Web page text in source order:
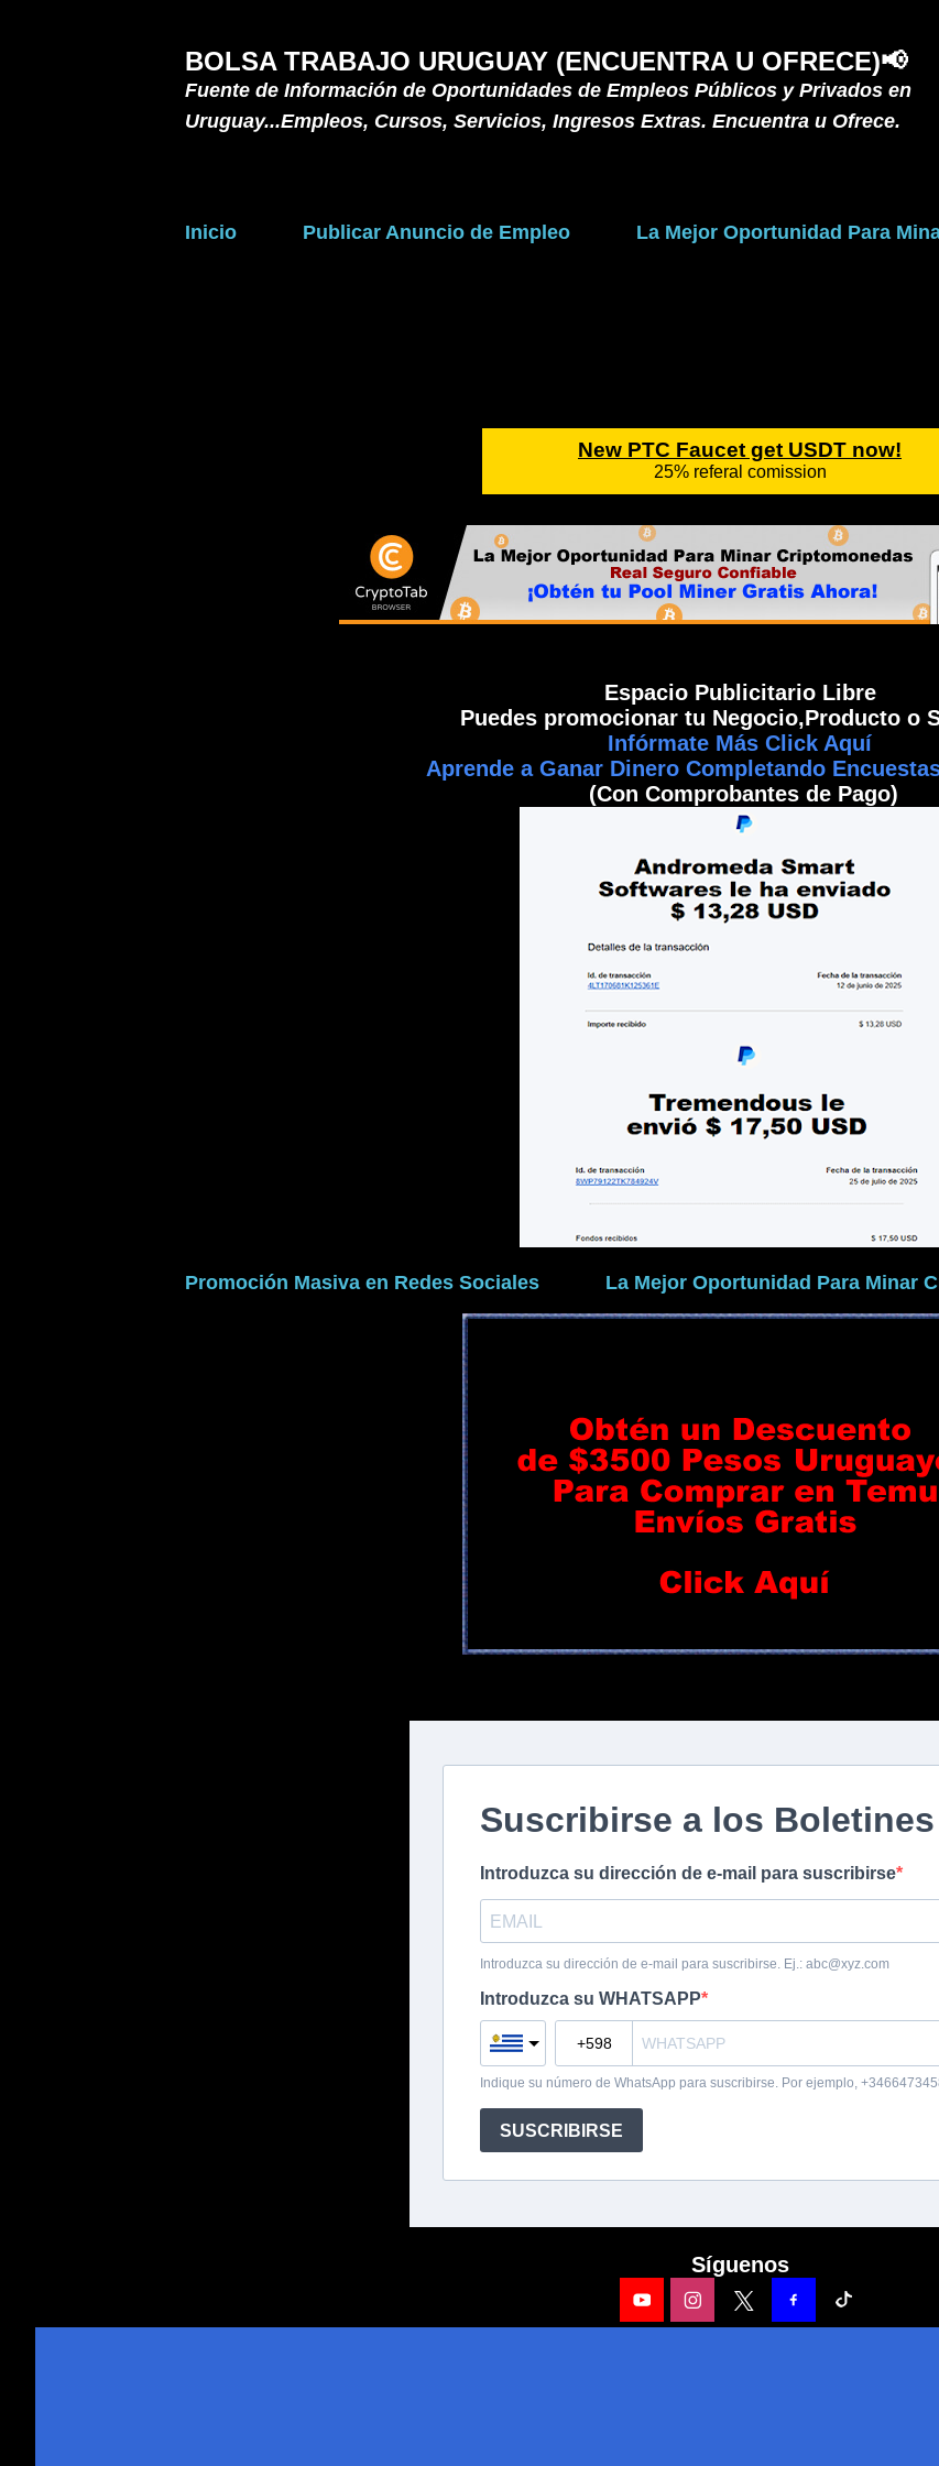
BOLSA TRABAJO URUGUAY (ENCUENTRA U OFRECE)📢
Fuente de Información de Oportunidades de Empleos Públicos y Privados en
Uruguay...Empleos, Cursos, Servicios, Ingresos Extras. Encuentra u Ofrece.
Inicio Publicar Anuncio de Empleo La Mejor Oportunidad Para
Espacio Publicitario Libre
Puedes promocionar tu Negocio,Producto o
Infórmate Más Click Aquí
Aprende a Ganar Dinero Completando
(Con Comprobantes de Pago)
Promoción Masiva en Redes Sociales La Mejor Oportunidad Para Minar
Síguenos